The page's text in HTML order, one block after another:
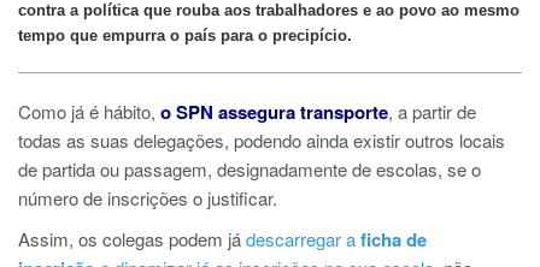
contra a política que rouba aos trabalhadores e ao povo ao mesmo
tempo que empurra o país para o precipício.
Como já é hábito, o SPN assegura transporte, a partir de
todas as suas delegações, podendo ainda existir outros locais
de partida ou passagem, designadamente de escolas, se o
número de inscrições o justificar.
Assim, os colegas podem jádescarregar aficha de